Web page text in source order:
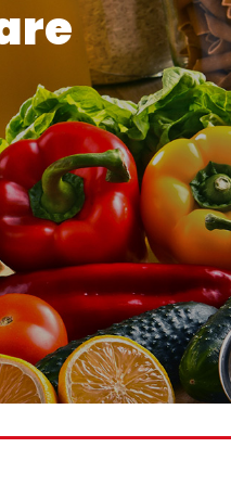
Salumi e
Latticini
APPROFONDISCI